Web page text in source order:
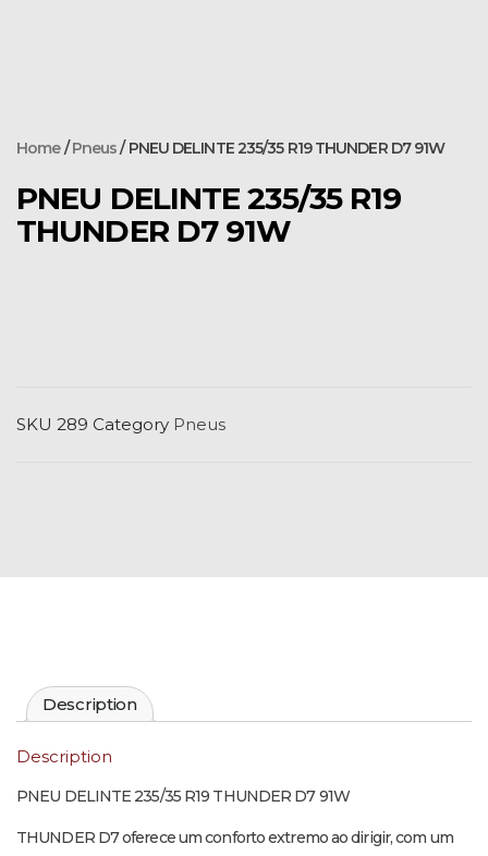
Home/Pneus/ PNEU DELINTE 235/35 R19 THUNDER D7 91W
PNEU DELINTE 235/35 R19
THUNDER D7 91W
SKU 289 Category Pneus
Description
Description
PNEU DELINTE 235/35 R19 THUNDER D7 91W
THUNDER D7 oferece um conforto extremo ao dirigir, com um